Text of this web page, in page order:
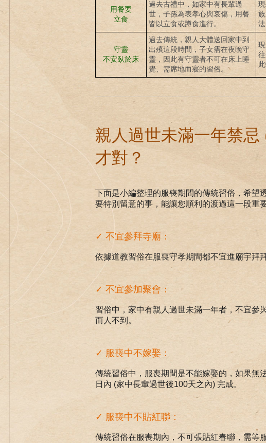
用餐要
立食
過去古禮中，如家中有長輩過
世，子孫為表孝心與哀傷，用餐
皆以立食或蹲食進行。
法
守靈
不安臥於床
過去傳統，親人大體送回家中到
出殯這段時間，子女需在夜晚守
靈，因此有守靈者不可在床上睡
覺、需席地而寢的習俗。
親人過世未滿一年禁
才對？
下面是小編整理的服喪期間的傳統習俗，希望
要特別留意的事，能讓您順利的渡過這一段重
✓ 不宜參拜寺廟：
依據道教習俗在服喪守孝期間都不宜進廟宇拜
✓ 不宜參加聚會：
習俗中，家中有親人過世未滿一年者，不宜參
而人不到。
✓ 服喪中不嫁娶：
傳統習俗中，服喪期間是不能嫁娶的，如果無
日內 (家中長輩過世後100天之內) 完成。
✓ 服喪中不貼紅聯：
傳統習俗在服喪期內，不可張貼紅春聯，需等